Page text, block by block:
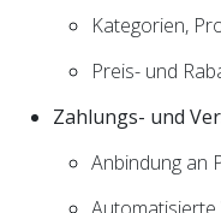
Kategorien,
Preis- und
Zahlungs- und
Anbindung an